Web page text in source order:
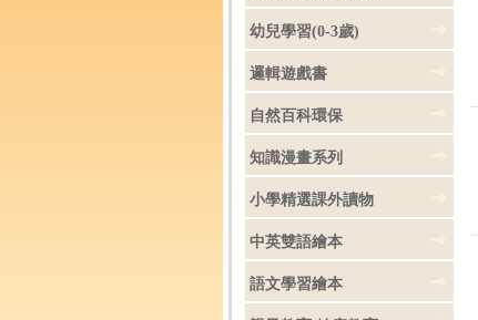
幼兒學習(0-3歲)
邏輯遊戲書
自然百科環保
知識漫畫系列
小學精選課外讀物
中英雙語繪本
語文學習繪本